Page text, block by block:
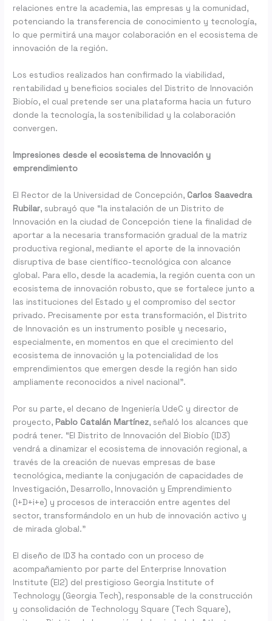
relaciones entre la academia, las empresas y la comunidad,
potenciando la transferencia de conocimiento y tecnología,
lo que permitirá una mayor colaboración en el ecosistema de
innovación de la región.
Los estudios realizados han confirmado la viabilidad,
rentabilidad y beneficios sociales del Distrito de Innovación
Biobío, el cual pretende ser una plataforma hacia un futuro
donde la tecnología, la sostenibilidad y la colaboración
convergen.
Impresiones desde el ecosistema de Innovación y
emprendimiento
El Rector de la Universidad de Concepción, Carlos Saavedra
Rubilar, subrayó que “la instalación de un Distrito de
Innovación en la ciudad de Concepción tiene la finalidad de
aportar a la necesaria transformación gradual de la matriz
productiva regional, mediante el aporte de la innovación
disruptiva de base científico-tecnológica con alcance
global. Para ello, desde la academia, la región cuenta con un
ecosistema de innovación robusto, que se fortalece junto a
las instituciones del Estado y el compromiso del sector
privado. Precisamente por esta transformación, el Distrito
de Innovación es un instrumento posible y necesario,
especialmente, en momentos en que el crecimiento del
ecosistema de innovación y la potencialidad de los
emprendimientos que emergen desde la región han sido
ampliamente reconocidos a nivel nacional”.
Por su parte, el decano de Ingeniería UdeC y director de
proyecto, Pablo Catalán Martínez, señaló los alcances que
podrá tener. “El Distrito de Innovación del Biobío (ID3)
vendrá a dinamizar el ecosistema de innovación regional, a
través de la creación de nuevas empresas de base
tecnológica, mediante la conjugación de capacidades de
Investigación, Desarrollo, Innovación y Emprendimiento
(I+D+i+e) y procesos de interacción entre agentes del
sector, transformándolo en un hub de innovación activo y
de mirada global.”
El diseño de ID3 ha contado con un proceso de
acompañamiento por parte del Enterprise Innovation
Institute (EI2) del prestigioso Georgia Institute of
Technology (Georgia Tech), responsable de la construcción
y consolidación de Technology Square (Tech Square),